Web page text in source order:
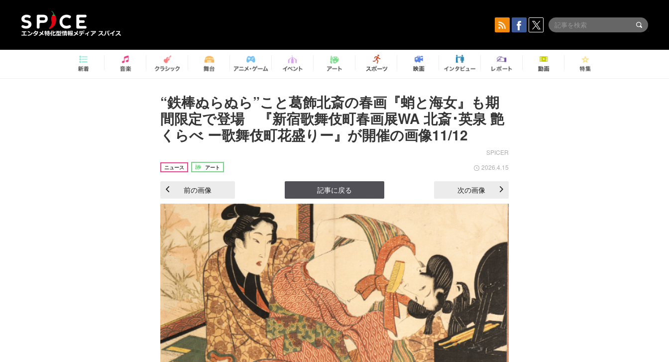
“鉄棒ぬらぬら”こと葛飾北斎の春画『蛸と海女』も期
間限定で登場 『新宿歌舞伎町春画展WA 北斎･英泉 艶
くらべ ー歌舞伎町花盛りー』が開催の画像11/12
SPICER
ニュース アート 2026.4.15
前の画像 記事に戻る 次の画像